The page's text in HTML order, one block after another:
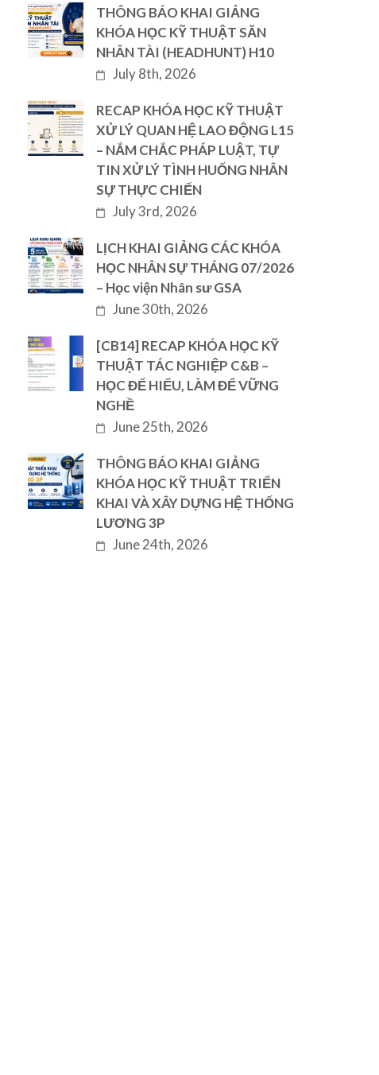
THÔNG BÁO KHAI GIẢNG
KHÓA HỌC KỸ THUẬT SĂN
NHÂN TÀI (HEADHUNT) H10
July 8th, 2026
RECAP KHÓA HỌC KỸ THUẬT
XỬ LÝ QUAN HỆ LAO ĐỘNG L15
– NẮM CHẮC PHÁP LUẬT, TỰ
TIN XỬ LÝ TÌNH HUỐNG NHÂN
SỰ THỰC CHIẾN
July 3rd, 2026
LỊCH KHAI GIẢNG CÁC KHÓA
HỌC NHÂN SỰ THÁNG 07/2026
– Học viện Nhân sư GSA
June 30th, 2026
[CB14] RECAP KHÓA HỌC KỸ
THUẬT TÁC NGHIỆP C&B –
HỌC ĐỂ HIỂU, LÀM ĐỂ VỮNG
NGHỀ
June 25th, 2026
THÔNG BÁO KHAI GIẢNG
KHÓA HỌC KỸ THUẬT TRIỂN
KHAI VÀ XÂY DỰNG HỆ THỐNG
LƯƠNG 3P
June 24th, 2026